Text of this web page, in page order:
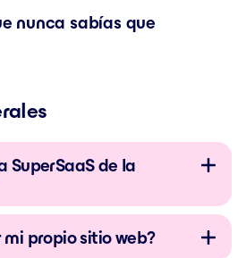
nunca sabías que
SuperSaaS de la
propio sitio web?